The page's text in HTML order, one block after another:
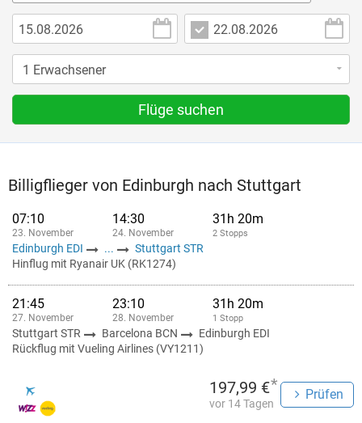
Flüge suchen
Billigflieger von Edinburgh nach Stuttgart
07:10
23. November
14:30
24. November
31h 20m
2 Stopps
Edinburgh EDI ...
Stuttgart STR
Hinflug mit Ryanair UK (RK1274)
21:45
27. November
23:10
28. November
31h 20m
1 Stopp
Stuttgart STR Barcelona BCN
Edinburgh EDI
Rückflug mit Vueling Airlines (VY1211)
197,99 €*
vor 14 Tagen
Prüfen